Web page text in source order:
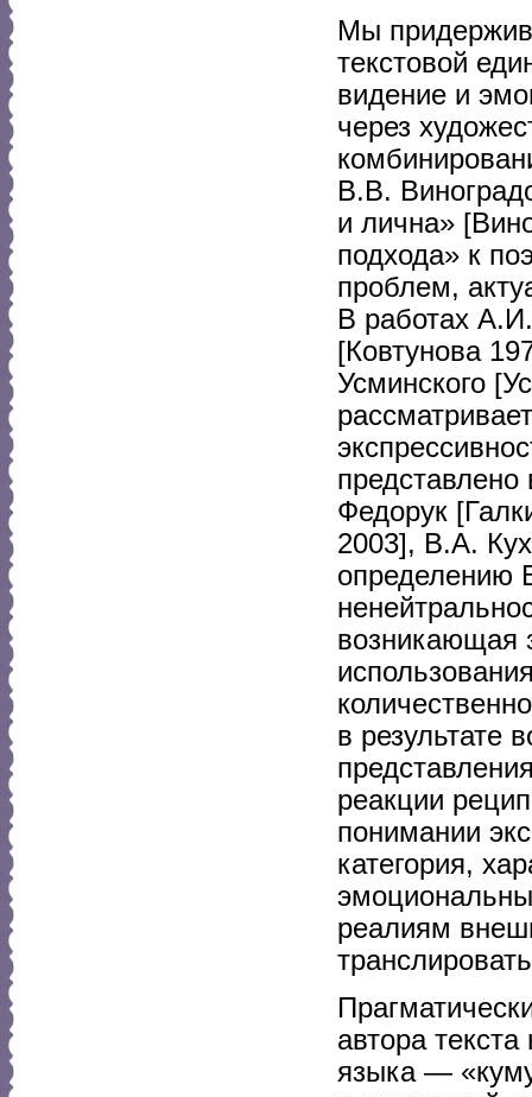
Мы
текстовой
видение и
через
В.В.
и лична»
подхода» к
проблем,
В работах
[Ковтунова
Усминского
Федорук
2003], В.А.
определению
возникающая
в результате
реакции
понимании
категория,
реалиям
автора
языка —